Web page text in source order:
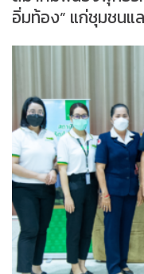
อิ่มท้อง” แก่ชุมชนแ